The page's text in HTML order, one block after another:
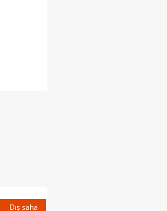
Dış saha